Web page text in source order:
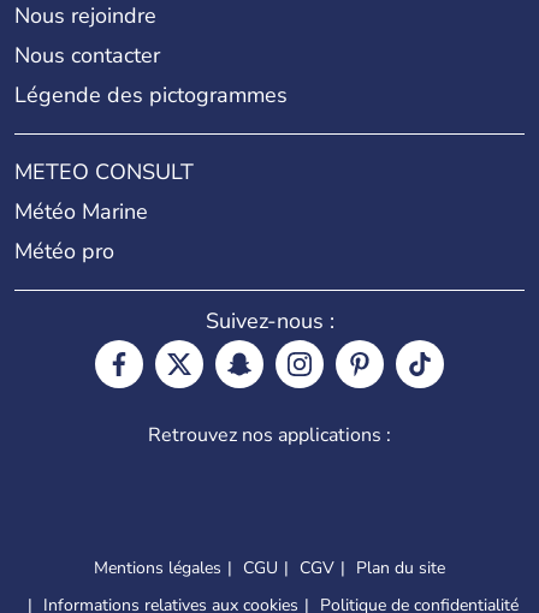
Nous rejoindre
Nous contacter
Légende des pictogrammes
METEO CONSULT
Météo Marine
Météo pro
Suivez-nous :
Retrouvez nos applications :
Mentions légales CGU CGV
Plan du site
Informations relatives aux cookies
Politique de confidentialité